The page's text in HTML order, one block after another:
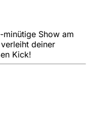
minütige Show am
deiner
Kick!